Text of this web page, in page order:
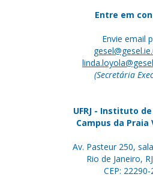
Entre em
Envie email
(Secretária
UFRJ - Instituto
Campus da Praia
Av. Pasteur 250,
Rio de Janeiro,
CEP: 22290-